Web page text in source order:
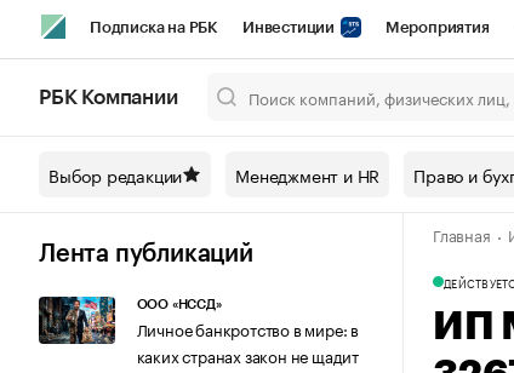
Подписка на РБК Инвестиции Мероприятия
Спецпроекты СПб Конференции СПб
Технологии и медиа Рынок наличной
РБК Компании
Выбор редакции Менеджмент и HR Право и
Лента публикаций
ООО «НССД»
Личное банкротство в мире: в
каких странах закон не щадит
Главная
ДЕЙСТВУЕТ
ИП